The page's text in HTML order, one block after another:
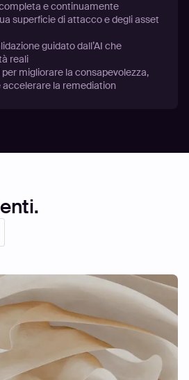
e continuamente
superficie di attacco e degli asset
guidato dall’AI che
reali
migliorare la consapevolezza,
accelerare la remediation